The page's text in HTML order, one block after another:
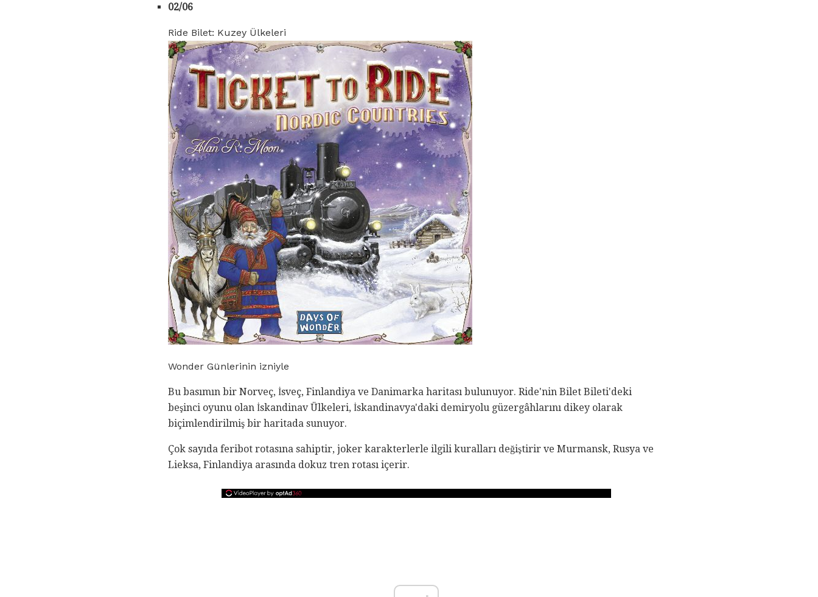
02/06
Ride Bilet: Kuzey Ülkeleri
Wonder Günlerinin izniyle
Bu basımın bir Norveç, İsveç, Finlandiya ve Danimarka haritası bulunuyor. Ride'nin Bilet Bileti'deki
beşinci oyunu olan İskandinav Ülkeleri, İskandinavya'daki demiryolu güzergâhlarını dikey olarak
biçimlendirilmiş bir haritada sunuyor.
Çok sayıda feribot rotasına sahiptir, joker karakterlerle ilgili kuralları değiştirir ve Murmansk, Rusya ve
Lieksa, Finlandiya arasında dokuz tren rotası içerir.